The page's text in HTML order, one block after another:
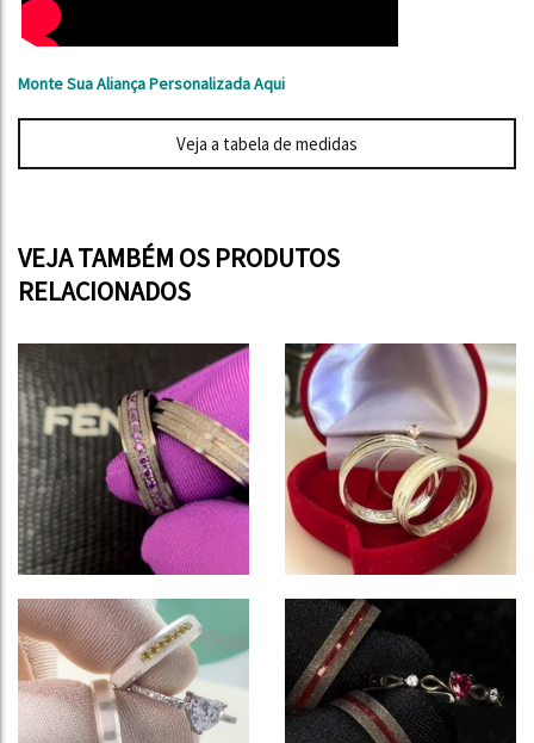
Monte Sua Aliança Personalizada Aqui
Veja a tabela de medidas
VEJA TAMBÉM OS PRODUTOS
RELACIONADOS